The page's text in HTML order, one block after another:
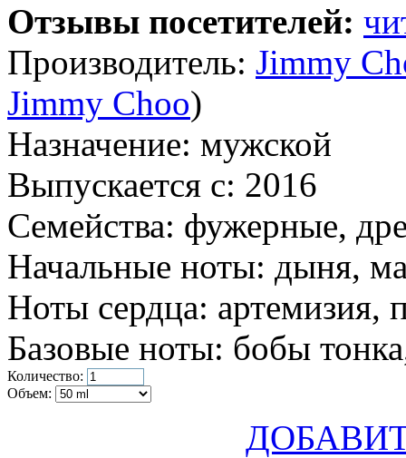
Отзывы посетителей:
Производитель: Jimmy
Jimmy Choo)
Назначение: мужской
Выпускается с: 2016
Семейства: фужерные,
Начальные ноты: дыня,
Ноты сердца: артемизия,
Базовые ноты: бобы
Количество:
Объем: